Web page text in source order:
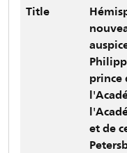
Title
prince
et de